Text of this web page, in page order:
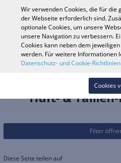
Fahrzeugsuche
Shop durchsuchen
Kategorien Helme &
Hüft- & Taillen-
Hüft- &
Filter
Diese Seite teilen auf
Wir verwenden Cookies, die für die
der Webseite erforderlich sind.
optionale Cookies, um unsere
unsere Navigation zu verbessern.
Cookies kann neben dem
werden. Für weitere Informationen
Datenschutz- und Cookie-Richtlinien
Cookies